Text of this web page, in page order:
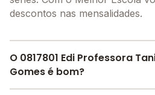
descontos nas mensalidades.
O 0817801 Edi Professora
Gomes é bom?